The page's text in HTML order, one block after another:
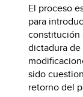
El proceso
para
constitución
dictadura de
sido
retorno del